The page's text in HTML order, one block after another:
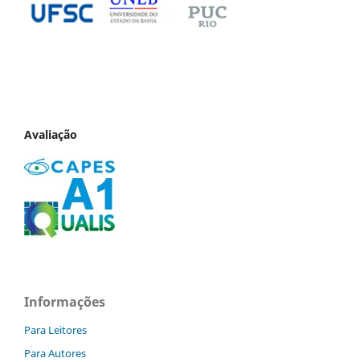
Avaliação
Informações
Para Leitores
Para Autores